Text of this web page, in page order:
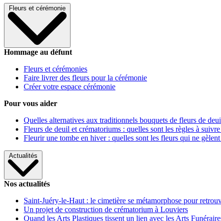
Fleurs et cérémonie
Hommage au défunt
Fleurs et cérémonies
Faire livrer des fleurs pour la cérémonie
Créer votre espace cérémonie
Pour vous aider
Quelles alternatives aux traditionnels bouquets de fleurs de
Fleurs de deuil et crématoriums : quelles sont les règles à
Fleurir une tombe en hiver : quelles sont les fleurs qui ne gèlent
Actualités
Nos actualités
Saint-Juéry-le-Haut : le cimetière se métamorphose pour
Un projet de construction de crématorium à Louviers
Quand les Arts Plastiques tissent un lien avec les Arts